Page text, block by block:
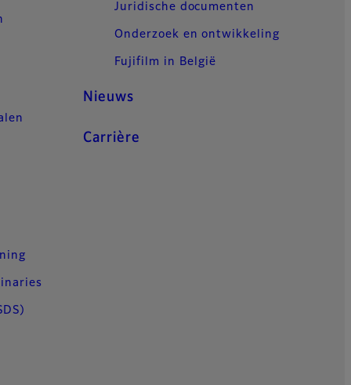
Juridische documenten
Onderzoek en ontwikkeling
Fujifilm in België
Nieuws
Carrière